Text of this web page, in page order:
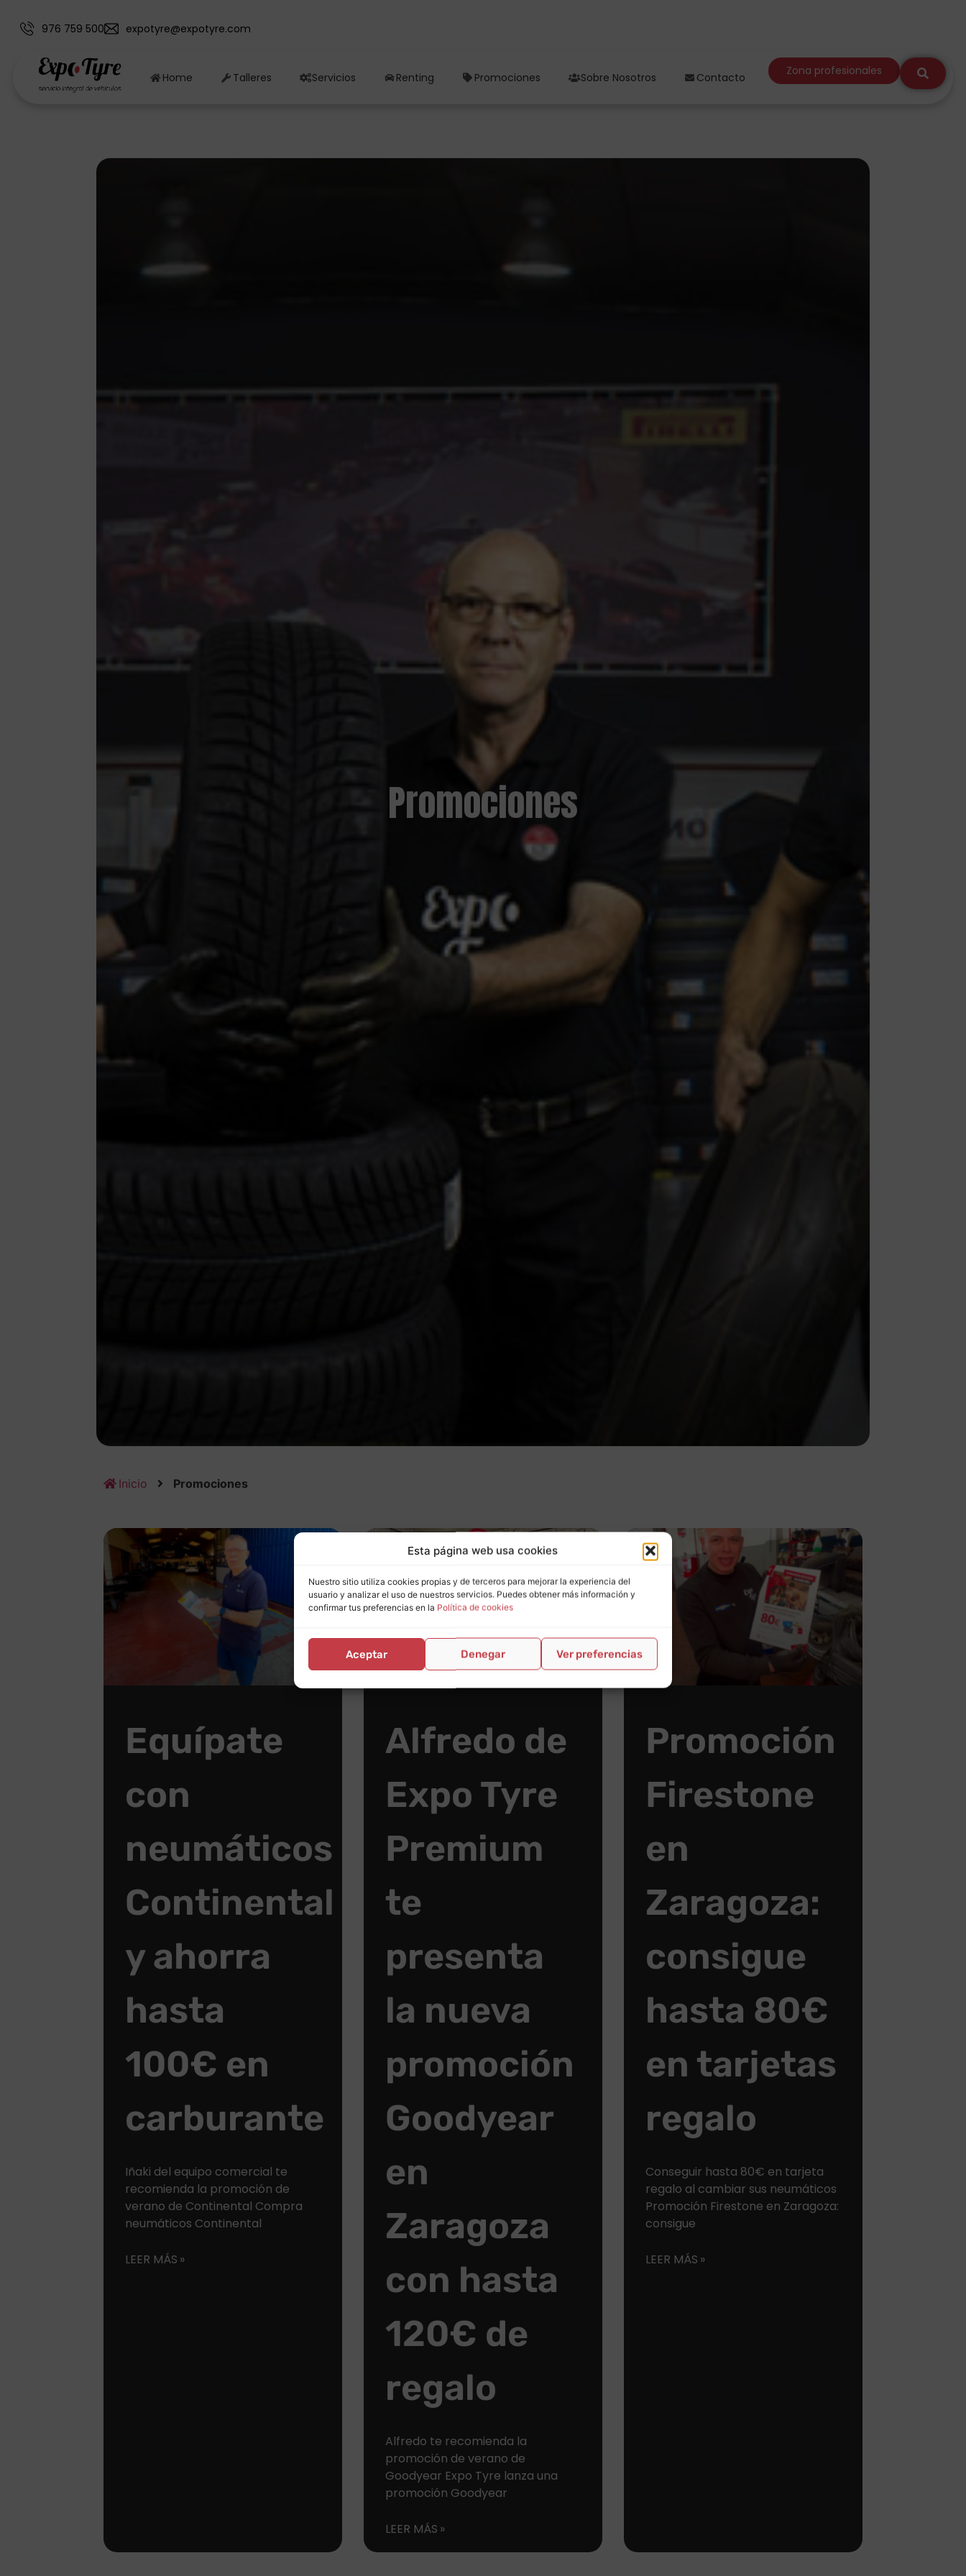
Esta página web usa cookies
Nuestro sitio utiliza cookies propias y de terceros para mejorar la experiencia del
usuario y analizar el uso de nuestros servicios. Puedes obtener más información y
confirmar tus preferencias en la Política de cookies
Aceptar Denegar Ver preferencias
976 759 500 expotyre@expotyre.com
Home Talleres Servicios Renting Promociones Sobre Nosotros Contacto Zona profesionales
Promociones
Inicio Promociones
Equípate
con
neumáticos
Continental
y ahorra
hasta
100€ en
carburante
Iñaki del equipo comercial te
recomienda la promoción de
verano de Continental Compra
neumáticos Continental
LEER MÁS
Alfredo de
Expo Tyre
Premium
te
presenta
la nueva
promoción
Goodyear
en
Zaragoza
con hasta
120€ de
regalo
Alfredo te recomienda la
promoción de verano de
Goodyear Expo Tyre lanza una
promoción Goodyear
LEER MÁS
Promoción
Firestone
en
Zaragoza:
consigue
hasta 80€
en tarjetas
regalo
Conseguir hasta 80€ en tarjeta
regalo al cambiar sus neumáticos
Promoción Firestone en Zaragoza:
consigue
LEER MÁS